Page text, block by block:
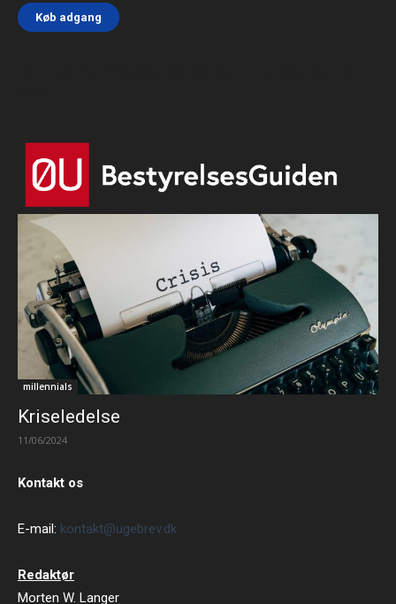
Køb adgang
millennials
Kriseledelse
11/06/2024
Kontakt os
E-mail: kontakt@ugebrev.dk
Redaktør
Morten W. Langer